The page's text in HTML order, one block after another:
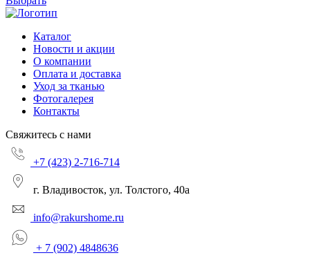
Каталог
Новости и акции
О компании
Оплата и доставка
Уход за тканью
Фотогалерея
Контакты
Свяжитесь с нами
+7 (423) 2-716-714
г. Владивосток, ул. Толстого, 40а
info@rakurshome.ru
+ 7 (902) 4848636